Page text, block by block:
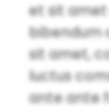
et sit amet
bibendum
sit amet,
luctus
ante ante